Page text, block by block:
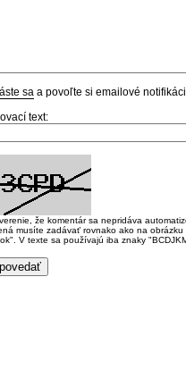
sa a povoľte si emailové
text:
že komentár sa nepridáva
musíte zadávať rovnako ako na
V texte sa používajú iba znaky